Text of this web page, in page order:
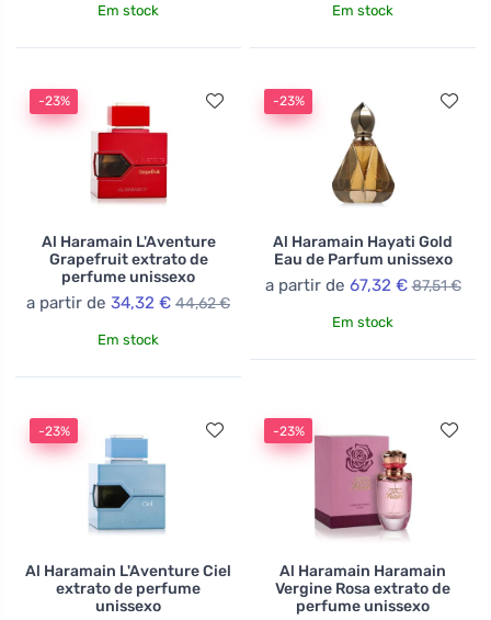
Em stock Em stock
-23%
Al Haramain L'Aventure
Grapefruit extrato de
perfume unissexo
a partir de 34,32 € 44,62 €
Em stock
-23%
Al Haramain Hayati Gold
Eau de Parfum unissexo
a partir de 67,32 € 87,51 €
Em stock
-23%
Al Haramain L'Aventure Ciel
extrato de perfume
unissexo
-23%
Al Haramain Haramain
Vergine Rosa extrato de
perfume unissexo